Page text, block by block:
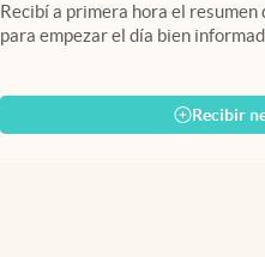
Recibí a primera hora el
para empezar el día bien
Recibir